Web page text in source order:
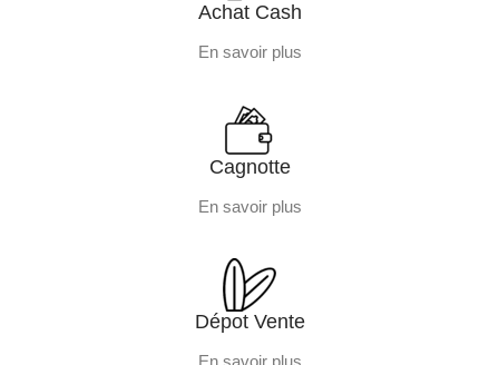
Achat Cash
En savoir plus
Cagnotte
En savoir plus
Dépot Vente
En savoir plus